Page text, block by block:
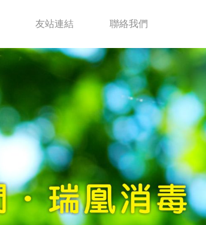
友站連結 聯絡我們